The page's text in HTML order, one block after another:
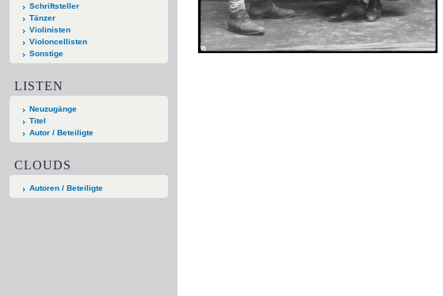
Schriftsteller
Tänzer
Violinisten
Violoncellisten
Sonstige
LISTEN
Neuzugänge
Titel
Autor / Beteiligte
CLOUDS
Autoren / Beteiligte